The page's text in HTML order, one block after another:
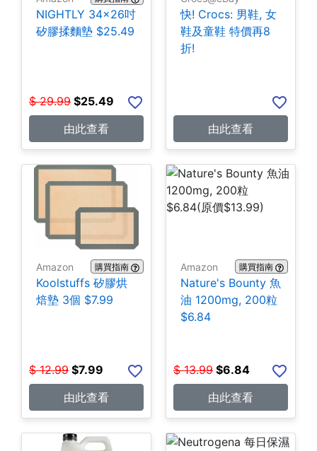
NIGHTLY 34x26吋
矽膠揉麵墊 $25.49
$ 29.99 $25.49
由此查看
快! Crocs: 男鞋, 女
鞋及童鞋 特價再8
折!
由此查看
Amazon 購買指南
Koolstuffs 矽膠烘
焙墊 3個 $7.99
$ 12.99 $7.99
由此查看
Amazon 購買指南
Nature's Bounty 魚
油 1200mg, 200粒
$6.84
$ 13.99 $6.84
由此查看